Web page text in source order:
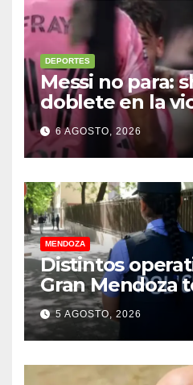
DEPORTES
Messi no para:
doblete en la
Miami
6 AGOSTO, 2026
MENDOZA
Distintos
Gran Mendoza
con cuatro
detenidos
5 AGOSTO, 2026